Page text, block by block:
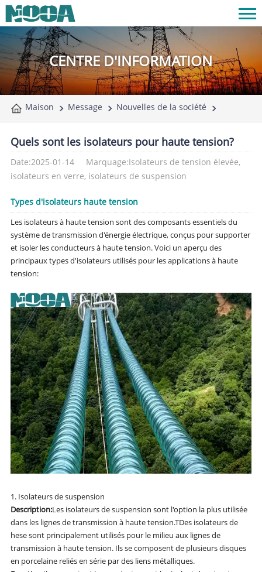
CENTRE D'INFORMATION
Maison Message Nouvelles de la société
Quels sont les isolateurs pour haute tension?
Date:2025-01-14
Marquage:Isolateurs de tension élevée,
isolateurs en verre, isolateurs de suspension
Types d'isolateurs haute tension
Les isolateurs à haute tension sont des composants essentiels du
système de transmission d'énergie électrique, conçus pour supporter
et isoler les conducteurs à haute tension. Voici un aperçu des
principaux types d'isolateurs utilisés pour les applications à haute
tension:
1. Isolateurs de suspension
Description:Les isolateurs de suspension sont l'option la plus utilisée
dans les lignes de transmission à haute tension.TDes isolateurs de
hese sont principalement utilisés pour le milieu aux lignes de
transmission à haute tension. Ils se composent de plusieurs disques
en porcelaine reliés en série par des liens métalliques.